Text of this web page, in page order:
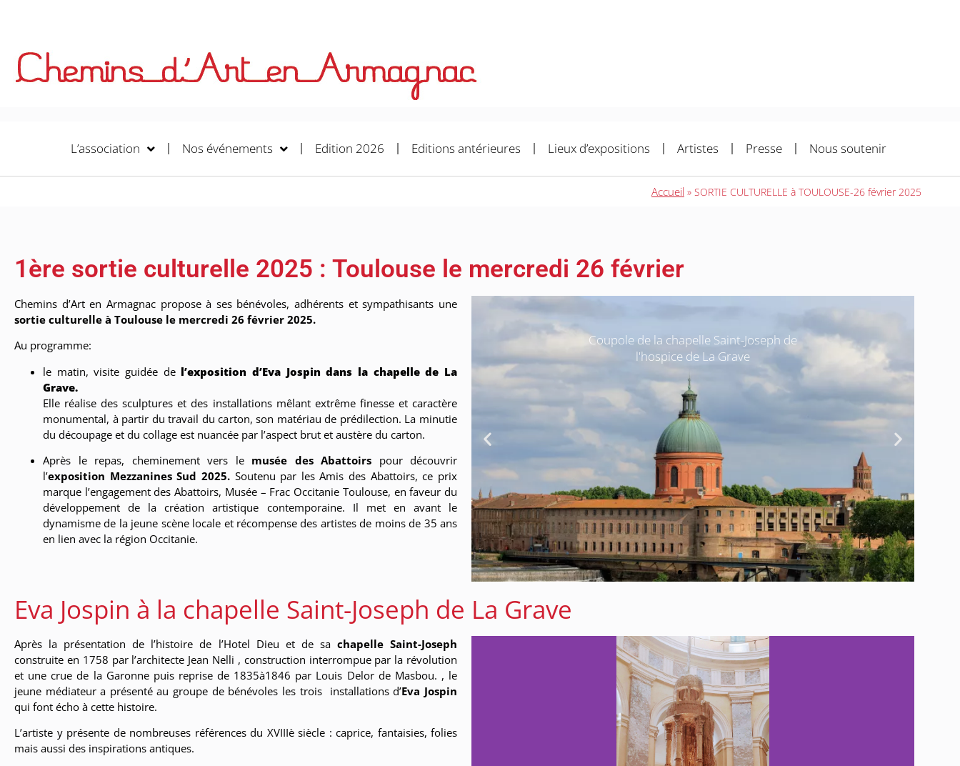
L’association Nos événements Edition 2026 Editions antérieures Lieux d’expositions Artistes Presse Nous soutenir
Accueil » SORTIE CULTURELLE à TOULOUSE-26 février 2025
1ère sortie culturelle 2025 : Toulouse le mercredi 26 février
Chemins d’Art en Armagnac propose à ses bénévoles, adhérents et sympathisants une
sortie culturelle à Toulouse le mercredi 26 février 2025.
Au programme:
le matin, visite guidée de l’exposition d’Eva Jospin dans la chapelle de La
Grave.
Elle réalise des sculptures et des installations mêlant extrême finesse et caractère
monumental, à partir du travail du carton, son matériau de prédilection. La minutie
du découpage et du collage est nuancée par l’aspect brut et austère du carton.
Après le repas, cheminement vers le musée des Abattoirs pour découvrir
l’exposition Mezzanines Sud 2025. Soutenu par les Amis des Abattoirs, ce prix
marque l’engagement des Abattoirs, Musée – Frac Occitanie Toulouse, en faveur du
développement de la création artistique contemporaine. Il met en avant le
dynamisme de la jeune scène locale et récompense des artistes de moins de 35 ans
en lien avec la région Occitanie.
Coupole de la chapelle Saint-Joseph de
l'hospice de La Grave
Eva Jospin à la chapelle Saint-Joseph de La Grave
Après la présentation de l’histoire de l’Hotel Dieu et de sa chapelle Saint-Joseph
construite en 1758 par l’architecte Jean Nelli , construction interrompue par la révolution
et une crue de la Garonne puis reprise de 1835à1846 par Louis Delor de Masbou. , le
jeune médiateur a présenté au groupe de bénévoles les trois installations d’Eva Jospin
qui font écho à cette histoire.
L’artiste y présente de nombreuses références du XVIIIè siècle : caprice, fantaisies, folies
mais aussi des inspirations antiques.